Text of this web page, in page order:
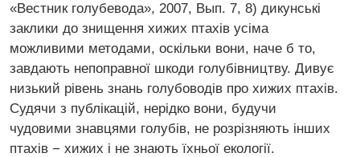
«Вестник голубевода», 2007, Вып. 7, 8) дикунські
заклики до знищення хижих птахів усіма
можливими методами, оскільки вони, наче б то,
завдають непоправної шкоди голубівництву. Дивує
низький рівень знань голубоводів про хижих птахів.
Судячи з публікацій, нерідко вони, будучи
чудовими знавцями голубів, не розрізняють інших
птахів − хижих і не знають їхньої екології.